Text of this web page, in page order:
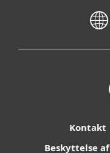
Kontakt
Beskyttelse